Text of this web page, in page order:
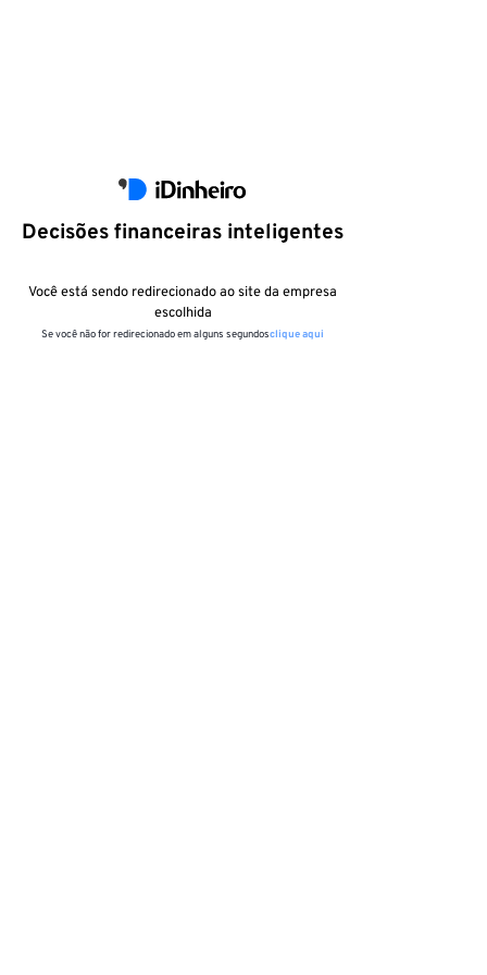
Decisões financeiras inteligentes
Você está sendo redirecionado ao site da empresa
escolhida
Se você não for redirecionado em alguns segundosclique aqui